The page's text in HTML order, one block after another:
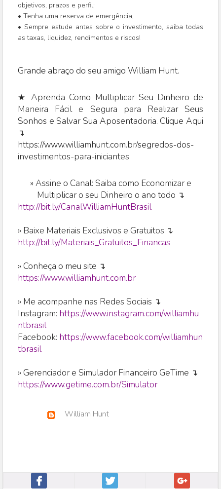
objetivos, prazos e perfil;
• Tenha uma reserva de emergência;
• Sempre estude antes sobre o investimento, saiba todas
as taxas, liquidez, rendimentos e riscos!
Grande abraço do seu amigo William Hunt.
★ Aprenda Como Multiplicar Seu Dinheiro de
Maneira Fácil e Segura para Realizar Seus
Sonhos e Salvar Sua Aposentadoria. Clique Aqui
↴
https://www.williamhunt.com.br/segredos-dos-
investimentos-para-iniciantes
»Assine o Canal: Saiba como Economizar e
Multiplicar o seu Dinheiro o ano todo ↴
http://bit.ly/CanalWilliamHuntBrasil
» Baixe Materiais Exclusivos e Gratuitos ↴
http://bit.ly/Materiais_Gratuitos_Financas
» Conheça o meu site ↴
https://www.williamhunt.com.br
» Me acompanhe nas Redes Sociais ↴
Instagram: https://www.instagram.com/williamhu
ntbrasil
Facebook: https://www.facebook.com/williamhun
tbrasil
» Gerenciador e Simulador Financeiro GeTime ↴
https://www.getime.com.br/Simulator
William Hunt